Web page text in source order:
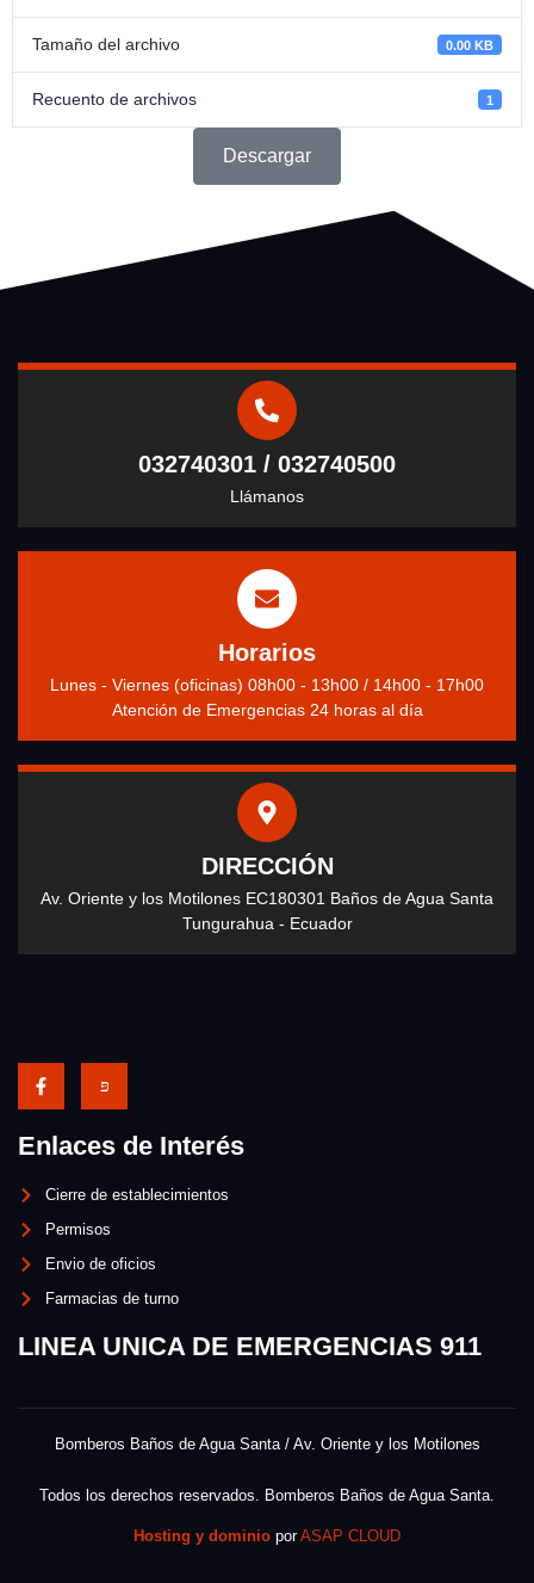
Tamaño del archivo 0.00 KB
Recuento de archivos 1
Descargar
032740301 / 032740500
Llámanos
Horarios
Lunes - Viernes (oficinas) 08h00 - 13h00 / 14h00 - 17h00
Atención de Emergencias 24 horas al día
DIRECCIÓN
Av. Oriente y los Motilones EC180301 Baños de Agua Santa
Tungurahua - Ecuador
Enlaces de Interés
Cierre de establecimientos
Permisos
Envio de oficios
Farmacias de turno
LINEA UNICA DE EMERGENCIAS 911
Bomberos Baños de Agua Santa / Av. Oriente y los Motilones
Todos los derechos reservados. Bomberos Baños de Agua Santa.
Hosting y dominio porASAP CLOUD